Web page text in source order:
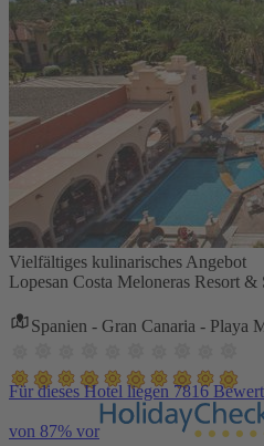
Vielfältiges kulinarisches Angebot
Lopesan Costa Meloneras Resort &
Spanien - Gran Canaria - Playa
Für dieses Hotel liegen 7816
von 87% vor